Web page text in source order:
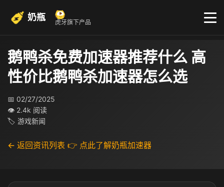
奶瓶 虎牙旗下产品
鹅鸭杀免费加速器推荐什么 高
性价比鹅鸭杀加速器怎么选
📅 02/27/2025
👁 2.4k 阅读
🏷 游戏新闻
← 返回资讯列表 👉 点此了解奶瓶加速器